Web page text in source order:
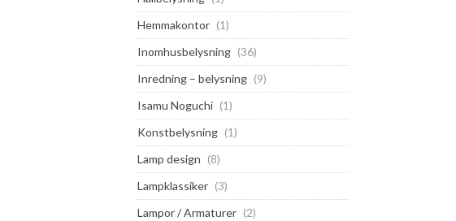
Hemmakontor (1)
Inomhusbelysning (36)
Inredning – belysning (9)
Isamu Noguchi (1)
Konstbelysning (1)
Lamp design (8)
Lampklassiker (3)
Lampor / Armaturer (2)